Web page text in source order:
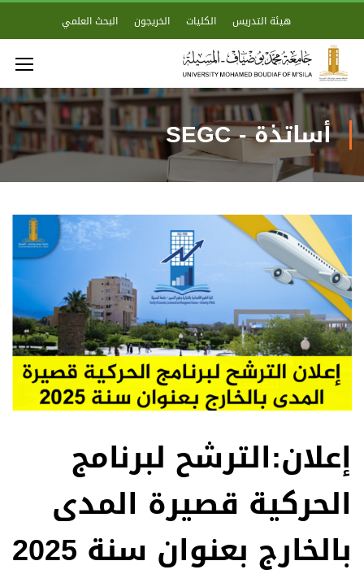
هيئة التدريس الكليات الخريجون البحث العلمي
أساتذة - SEGC
إعلان:الترشح لبرنامج
الحركية قصيرة المدى
بالخارج بعنوان سنة 2025